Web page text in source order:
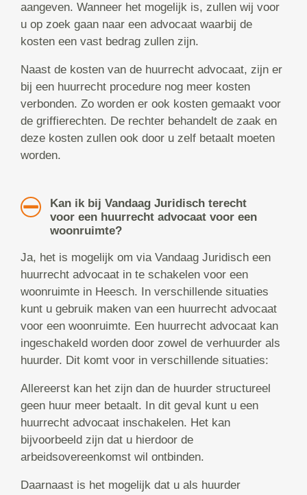
aangeven. Wanneer het mogelijk is, zullen wij voor
u op zoek gaan naar een advocaat waarbij de
kosten een vast bedrag zullen zijn.
Naast de kosten van de huurrecht advocaat, zijn er
bij een huurrecht procedure nog meer kosten
verbonden. Zo worden er ook kosten gemaakt voor
de griffierechten. De rechter behandelt de zaak en
deze kosten zullen ook door u zelf betaalt moeten
worden.
Kan ik bij Vandaag Juridisch terecht
voor een huurrecht advocaat voor een
woonruimte?
Ja, het is mogelijk om via Vandaag Juridisch een
huurrecht advocaat in te schakelen voor een
woonruimte in Heesch. In verschillende situaties
kunt u gebruik maken van een huurrecht advocaat
voor een woonruimte. Een huurrecht advocaat kan
ingeschakeld worden door zowel de verhuurder als
huurder. Dit komt voor in verschillende situaties:
Allereerst kan het zijn dan de huurder structureel
geen huur meer betaalt. In dit geval kunt u een
huurrecht advocaat inschakelen. Het kan
bijvoorbeeld zijn dat u hierdoor de
arbeidsovereenkomst wil ontbinden.
Daarnaast is het mogelijk dat u als huurder